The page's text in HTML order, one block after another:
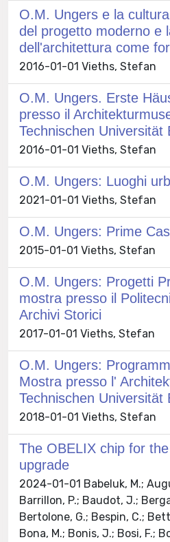
O.M. Ungers e la
del progetto moderno e
dell'architettura come
2016-01-01 Vieths, Stefan
O.M. Ungers. Erste
presso il
Technischen Universität
2016-01-01 Vieths, Stefan
O.M. Ungers: Luoghi
2021-01-01 Vieths, Stefan
O.M. Ungers: Prime
2015-01-01 Vieths, Stefan
O.M. Ungers: Progetti
mostra presso il
Archivi Storici
2017-01-01 Vieths, Stefan
O.M. Ungers:
Mostra presso l'
Technischen Universität
2018-01-01 Vieths, Stefan
The OBELIX chip for
upgrade
2024-01-01 Babeluk, M.;
Barrillon, P.; Baudot, J.;
Bertolone, G.; Bespin, C.;
Bona, M.; Bonis, J.; Bosi, F.;